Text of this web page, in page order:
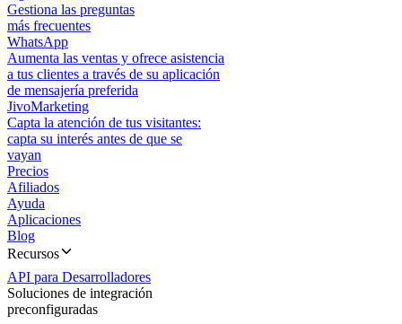
Gestiona las preguntas
más frecuentes
WhatsApp
Aumenta las ventas y ofrece asistencia
a tus clientes a través de su aplicación
de mensajería preferida
JivoMarketing
Capta la atención de tus visitantes:
capta su interés antes de que se
vayan
Precios
Afiliados
Ayuda
Aplicaciones
Blog
Recursos
API para Desarrolladores
Soluciones de integración
preconfiguradas